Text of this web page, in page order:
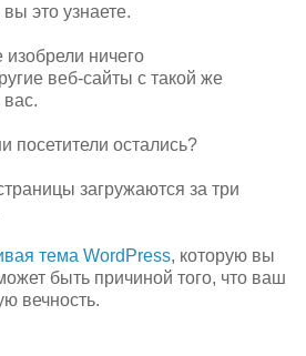
это узнаете.
ничего
веб-сайты с такой же
посетители остались?
загружаются за три
тема WordPress, которую вы
быть причиной того, что ваш
вечность.